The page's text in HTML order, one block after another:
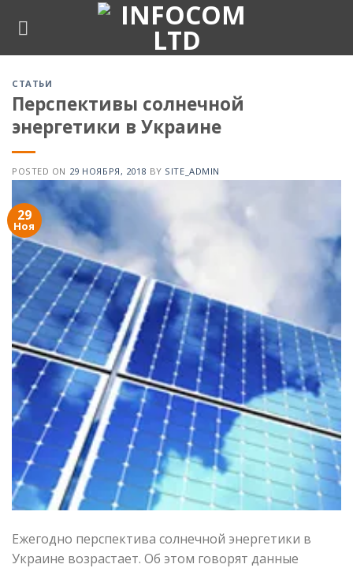
СТАТЬИ
Перспективы солнечной
энергетики в Украине
POSTED ON 29 НОЯБРЯ, 2018 BY SITE_ADMIN
29
Ноя
Ежегодно перспектива солнечной энергетики в
Украине возрастает. Об этом говорят данные